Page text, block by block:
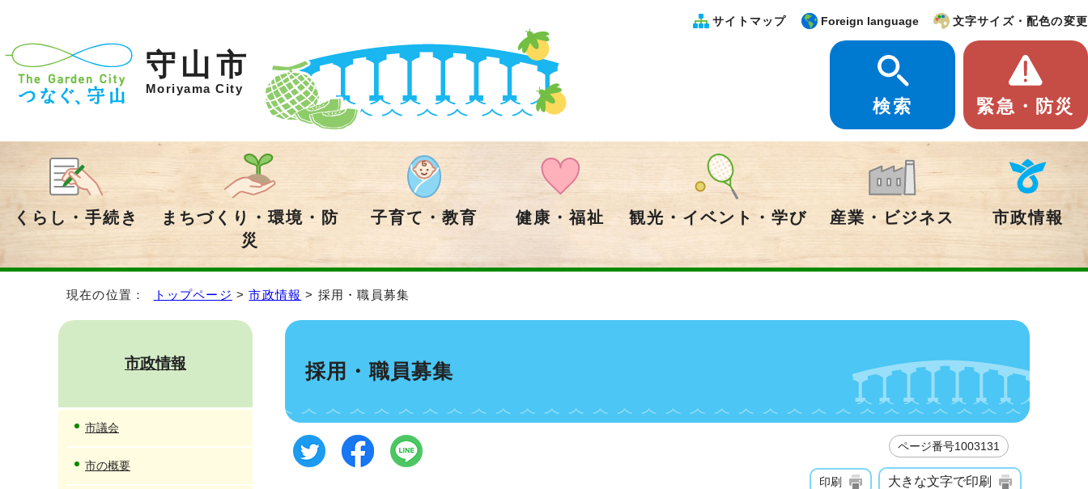
守山市
Moriyama City
サイトマップ Foreign language 文字サイズ・配色の変更
検索 緊急・防災
くらし・手続き
まちづくり・環境・防
災
子育て・教育 健康・福祉 観光・イベント・学び 産業・ビジネス 市政情報
現在の位置： トップページ >市政情報 > 採用・職員募集
採用・職員募集
ページ番号1003131
印刷 大きな文字で印刷
市政情報
市議会
市の概要